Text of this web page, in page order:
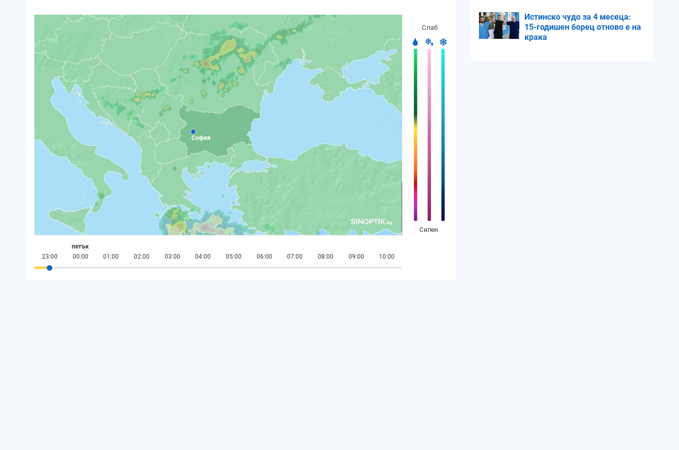
София
23:00 00:00
петък
01:00
02:00 03:00 04:00 05:00 06:00 07:00 08:00 09:00 10:00
Истинско чудо за 4 месеца:
15-годишен борец отново е на
крака